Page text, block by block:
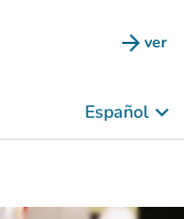
arrow_forward ver
Español keyboard_arrow_down